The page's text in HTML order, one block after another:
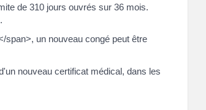
de 310 jours ouvrés sur 36 mois.
span>, un nouveau congé peut être
nouveau certificat médical, dans les